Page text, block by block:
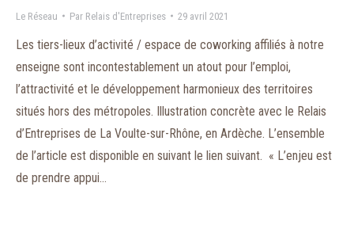
Le Réseau Par Relais d'Entreprises 29 avril 2021
Les tiers-lieux d’activité / espace de coworking affiliés à notre
enseigne sont incontestablement un atout pour l’emploi,
l’attractivité et le développement harmonieux des territoires
situés hors des métropoles. Illustration concrète avec le Relais
d’Entreprises de La Voulte-sur-Rhône, en Ardèche. L’ensemble
de l’article est disponible en suivant le lien suivant. « L’enjeu est
de prendre appui…